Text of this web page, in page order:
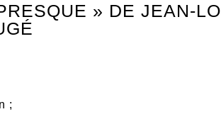
» DE JEAN-
;